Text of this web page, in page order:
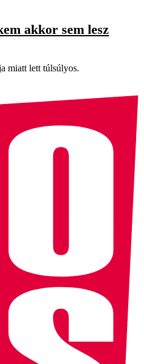
akkor sem lesz
miatt lett túlsúlyos.